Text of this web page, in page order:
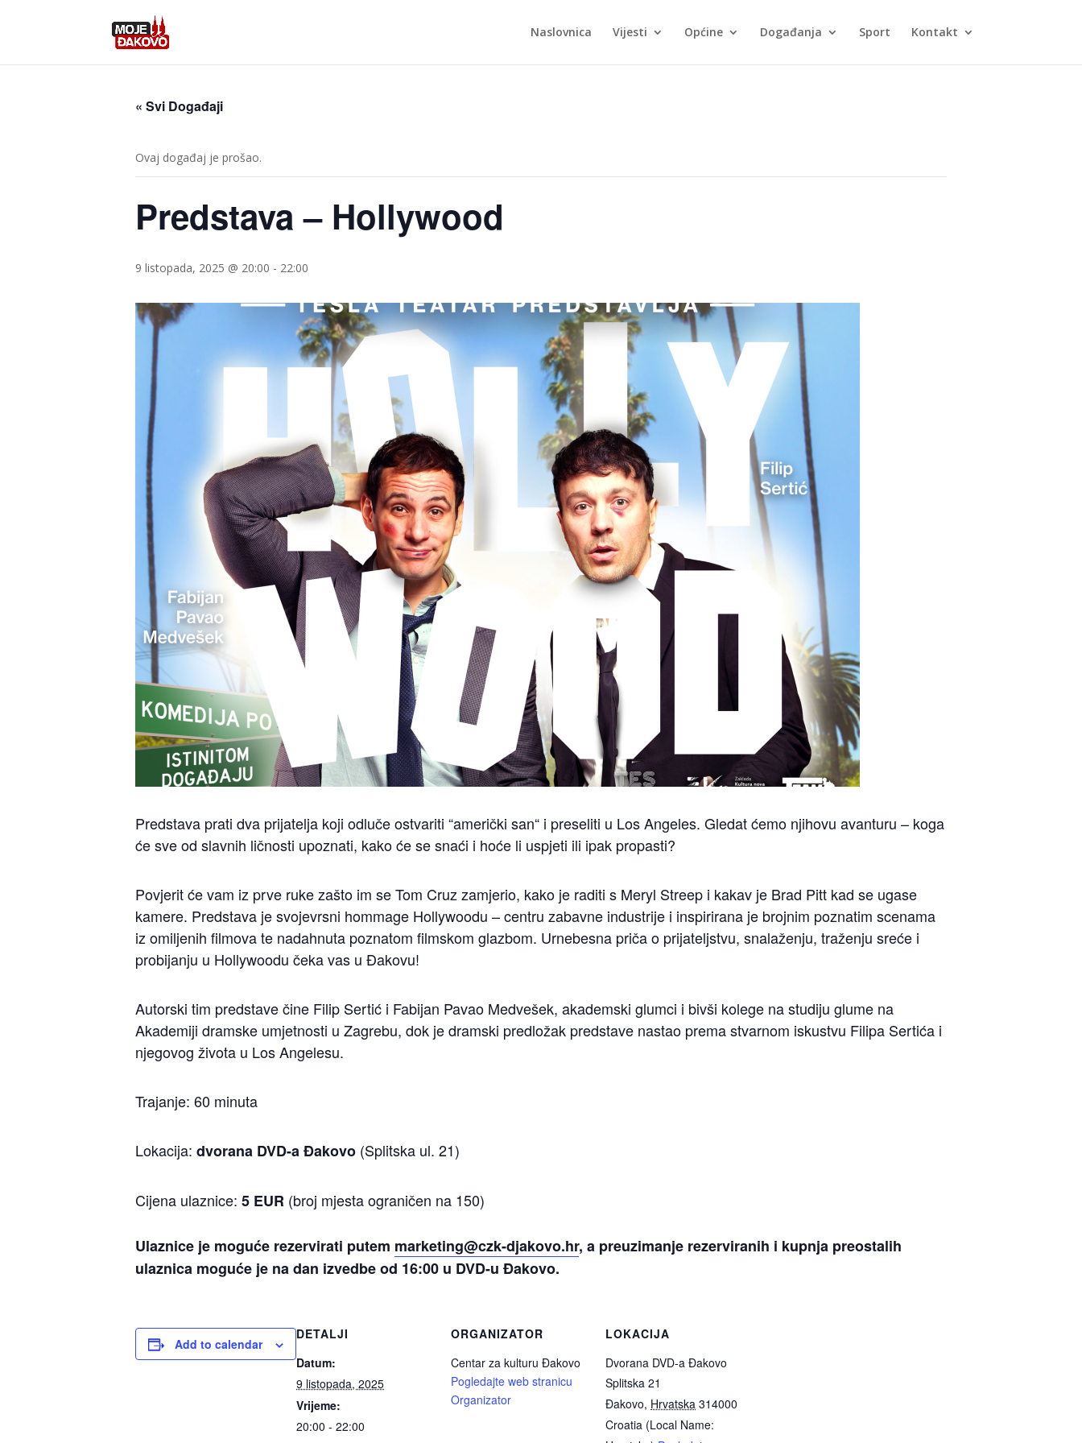
Naslovnica Vijesti Općine Događanja Sport Kontakt
« Svi Događaji
Ovaj događaj je prošao.
Predstava – Hollywood
9 listopada, 2025 @ 20:00 - 22:00
Predstava prati dva prijatelja koji odluče ostvariti “američki san“ i preseliti u Los Angeles. Gledat ćemo njihovu avanturu – koga
će sve od slavnih ličnosti upoznati, kako će se snaći i hoće li uspjeti ili ipak propasti?
Povjerit će vam iz prve ruke zašto im se Tom Cruz zamjerio, kako je raditi s Meryl Streep i kakav je Brad Pitt kad se ugase
kamere. Predstava je svojevrsni hommage Hollywoodu – centru zabavne industrije i inspirirana je brojnim poznatim scenama
iz omiljenih filmova te nadahnuta poznatom filmskom glazbom. Urnebesna priča o prijateljstvu, snalaženju, traženju sreće i
probijanju u Hollywoodu čeka vas u Đakovu!
Autorski tim predstave čine Filip Sertić i Fabijan Pavao Medvešek, akademski glumci i bivši kolege na studiju glume na
Akademiji dramske umjetnosti u Zagrebu, dok je dramski predložak predstave nastao prema stvarnom iskustvu Filipa Sertića i
njegovog života u Los Angelesu.
Trajanje: 60 minuta
Lokacija: dvorana DVD-a Đakovo (Splitska ul. 21)
Cijena ulaznice: 5 EUR (broj mjesta ograničen na 150)
Ulaznice je moguće rezervirati putem marketing@czk-djakovo.hr, a preuzimanje rezerviranih i kupnja preostalih
ulaznica moguće je na dan izvedbe od 16:00 u DVD-u Đakovo.
Add to calendar
DETALJI
Datum:
9 listopada, 2025
Vrijeme:
20:00 - 22:00
ORGANIZATOR
Centar za kulturu Đakovo
Pogledajte web stranicu
Organizator
LOKACIJA
Dvorana DVD-a Đakovo
Splitska 21
Đakovo, Hrvatska 314000
Croatia (Local Name: